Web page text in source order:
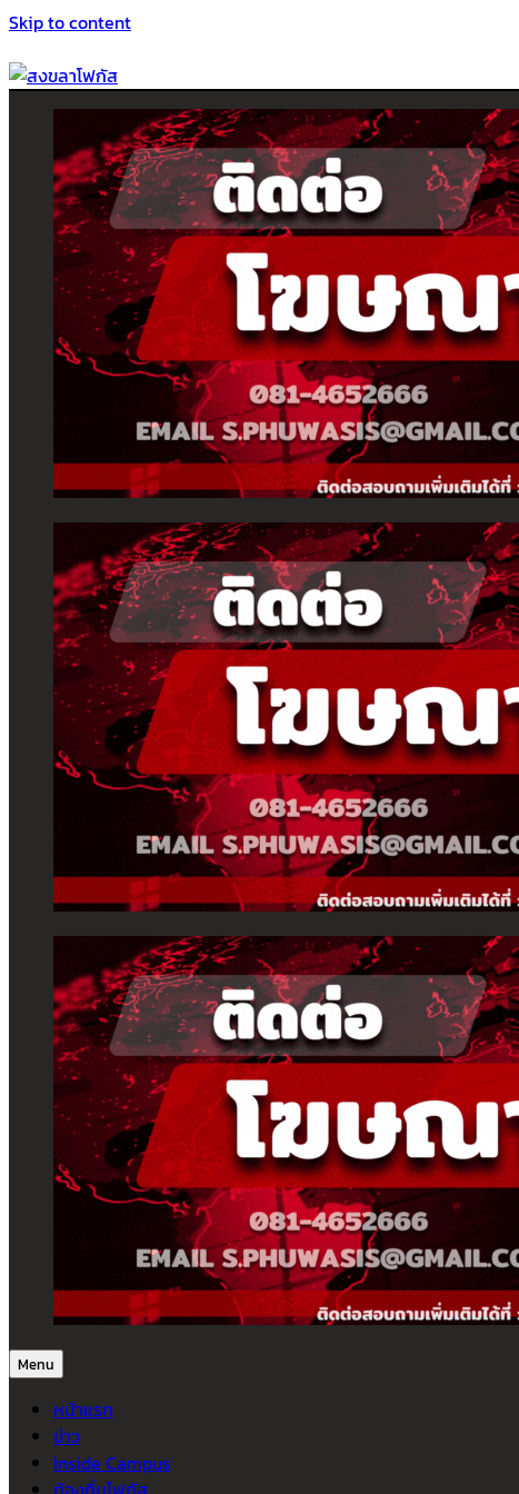
Skip to content
สงขลาโฟกัส
ติดตามข่าวสาร ภาคใต้ หาดใหญ่และสงขลา จากสำนักข่าวโฟกัส
Menu
หน้าแรก
ข่าว
Inside Campus